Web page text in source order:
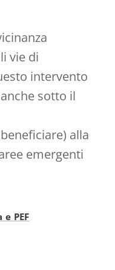
vie di
intervento
sotto il
alla
emergenti
PEF